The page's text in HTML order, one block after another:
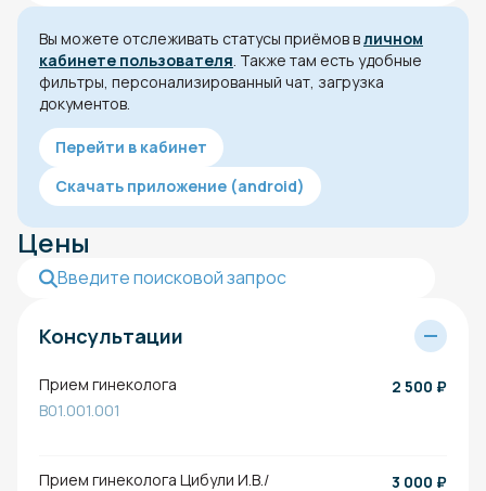
Вы можете отслеживать статусы приёмов вличном
кабинете пользователя. Также там есть удобные
фильтры, персонализированный чат, загрузка
документов.
Перейти в кабинет
Скачать приложение (android)
Цены
Консультации
Прием гинеколога
B01.001.001
2 500 ₽
Прием гинеколога Цибули И.В./
3 000 ₽